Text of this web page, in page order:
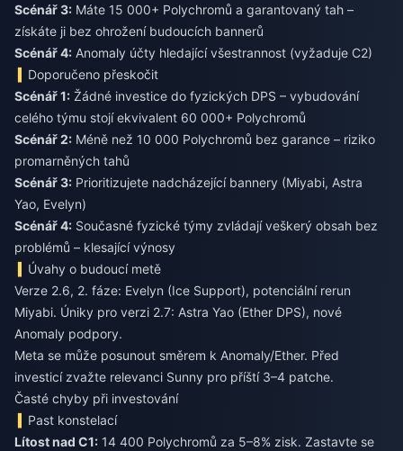
Scénář 3: Máte 15 000+ Polychromů a garantovaný tah –
získáte ji bez ohrožení budoucích bannerů
Scénář 4: Anomaly účty hledající všestrannost (vyžaduje C2)
Doporučeno přeskočit
Scénář 1: Žádné investice do fyzických DPS – vybudování
celého týmu stojí ekvivalent 60 000+ Polychromů
Scénář 2: Méně než 10 000 Polychromů bez garance – riziko
promarněných tahů
Scénář 3: Prioritizujete nadcházející bannery (Miyabi, Astra
Yao, Evelyn)
Scénář 4: Současné fyzické týmy zvládají veškerý obsah bez
problémů – klesající výnosy
Úvahy o budoucí metě
Verze 2.6, 2. fáze: Evelyn (Ice Support), potenciální rerun
Miyabi. Úniky pro verzi 2.7: Astra Yao (Ether DPS), nové
Anomaly podpory.
Meta se může posunout směrem k Anomaly/Ether. Před
investicí zvažte relevanci Sunny pro příští 3–4 patche.
Časté chyby při investování
Past konstelací
Lítost nad C1: 14 400 Polychromů za 5–8% zisk. Zastavte se